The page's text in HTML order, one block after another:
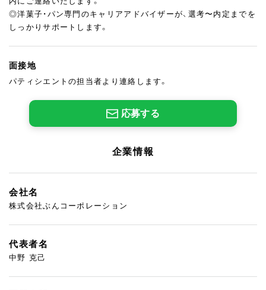
◎洋菓子・パン専門のキャリアアドバイザーが、選考〜内定までを
しっかりサポートします。
面接地
パティシエントの担当者より連絡します。
応募する
企業情報
会社名
株式会社ぶんコーポレーション
代表者名
中野 克己